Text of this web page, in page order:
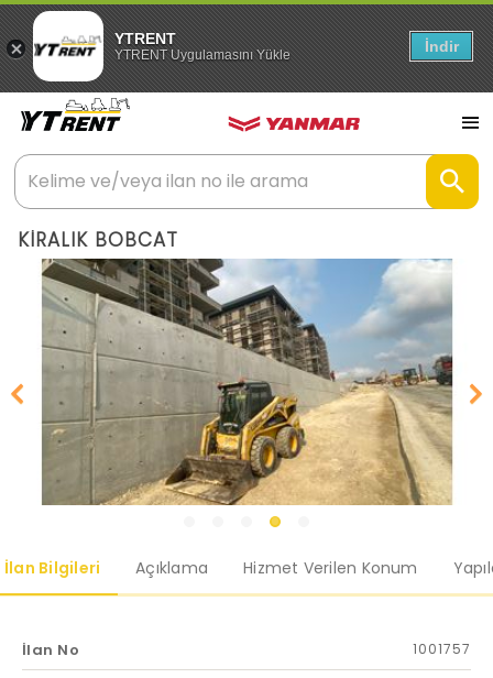
YTRENT
YTRENT Uygulamasını Yükle İndir
KİRALIK BOBCAT
İlan Bilgileri Açıklama Hizmet Verilen Konum
İlan No 1001757